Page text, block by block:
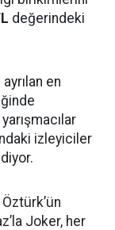
değerindeki
en
izleyiciler
Joker, her